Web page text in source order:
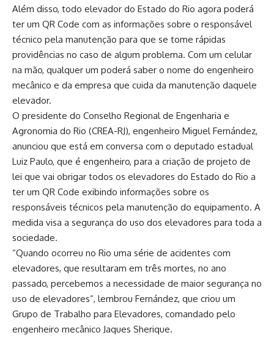
Além disso, todo elevador do Estado do Rio agora poderá
ter um QR Code com as informações sobre o responsável
técnico pela manutenção para que se tome rápidas
providências no caso de algum problema. Com um celular
na mão, qualquer um poderá saber o nome do engenheiro
mecânico e da empresa que cuida da manutenção daquele
elevador.
O presidente do Conselho Regional de Engenharia e
Agronomia do Rio (CREA-RJ), engenheiro Miguel Fernández,
anunciou que está em conversa com o deputado estadual
Luiz Paulo, que é engenheiro, para a criação de projeto de
lei que vai obrigar todos os elevadores do Estado do Rio a
ter um QR Code exibindo informações sobre os
responsáveis técnicos pela manutenção do equipamento. A
medida visa a segurança do uso dos elevadores para toda a
sociedade.
“Quando ocorreu no Rio uma série de acidentes com
elevadores, que resultaram em três mortes, no ano
passado, percebemos a necessidade de maior segurança no
uso de elevadores”, lembrou Fernández, que criou um
Grupo de Trabalho para Elevadores, comandado pelo
engenheiro mecânico Jaques Sherique.